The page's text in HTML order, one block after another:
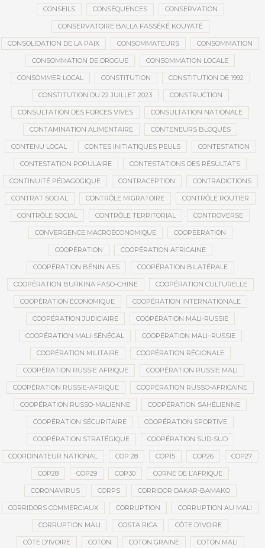
CONSEILS CONSÉQUENCES CONSERVATION
CONSERVATOIRE BALLA FASSÉKÉ KOUYATÉ
CONSOLIDATION DE LA PAIX CONSOMMATEURS CONSOMMATION
CONSOMMATION DE DROGUE CONSOMMATION LOCALE
CONSOMMER LOCAL CONSTITUTION CONSTITUTION DE 1992
CONSTITUTION DU 22 JUILLET 2023 CONSTRUCTION
CONSULTATION DES FORCES VIVES CONSULTATION NATIONALE
CONTAMINATION ALIMENTAIRE CONTENEURS BLOQUÉS
CONTENU LOCAL CONTES INITIATIQUES PEULS CONTESTATION
CONTESTATION POPULAIRE CONTESTATIONS DES RÉSULTATS
CONTINUITÉ PÉDAGOGIQUE CONTRACEPTION CONTRADICTIONS
CONTRAT SOCIAL CONTRÔLE MIGRATOIRE CONTRÔLE ROUTIER
CONTRÔLE SOCIAL CONTRÔLE TERRITORIAL CONTROVERSE
CONVERGENCE MACROÉCONOMIQUE COOPEERATION
COOPÉRATION COOPÉRATION AFRICAINE
COOPÉRATION BÉNIN AES COOPÉRATION BILATÉRALE
COOPÉRATION BURKINA FASO-CHINE COOPÉRATION CULTURELLE
COOPÉRATION ÉCONOMIQUE COOPÉRATION INTERNATIONALE
COOPÉRATION JUDICIAIRE COOPÉRATION MALI-RUSSIE
COOPÉRATION MALI-SÉNÉGAL COOPÉRATION MALI–RUSSIE
COOPÉRATION MILITAIRE COOPÉRATION RÉGIONALE
COOPÉRATION RUSSIE AFRIQUE COOPÉRATION RUSSIE MALI
COOPÉRATION RUSSIE-AFRIQUE COOPÉRATION RUSSO-AFRICAINE
COOPÉRATION RUSSO-MALIENNE COOPÉRATION SAHÉLIENNE
COOPÉRATION SÉCURITAIRE COOPÉRATION SPORTIVE
COOPÉRATION STRATÉGIQUE COOPÉRATION SUD-SUD
COORDINATEUR NATIONAL COP 28 COP15 COP26 COP27
COP28 COP29 COP30 CORNE DE L’AFRIQUE
CORONAVIRUS CORPS CORRIDOR DAKAR-BAMAKO
CORRIDORS COMMERCIAUX CORRUPTION CORRUPTION AU MALI
CORRUPTION MALI COSTA RICA CÔTE D’IVOIRE
CÔTE D'IVOIRE COTON COTON GRAINE COTON MALI